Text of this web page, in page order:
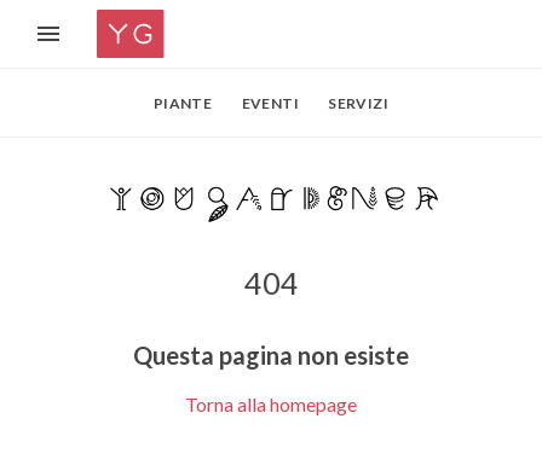
PIANTE EVENTI SERVIZI
404
Questa pagina non esiste
Torna alla homepage